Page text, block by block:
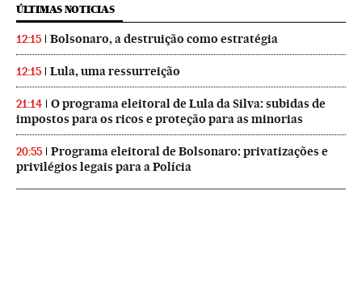
ÚLTIMAS NOTICIAS
12:15 Bolsonaro, a destruição como estratégia
12:15 Lula, uma ressurreição
21:14
O programa eleitoral de Lula da Silva: subidas de
impostos para os ricos e proteção para as minorias
20:55
Programa eleitoral de Bolsonaro: privatizações e
privilégios legais para a Polícia